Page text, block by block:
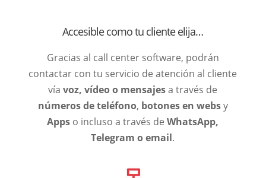
Accesible como tu cliente elija…
Gracias al call center software, podrán
contactar con tu servicio de atención al cliente
víavoz, vídeo o mensajesa través de
números de teléfono, botones en websy
Apps o incluso a través deWhatsApp,
Telegram o email.